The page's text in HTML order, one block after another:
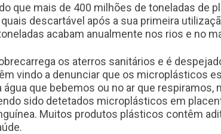
que mais de 400 milhões de toneladas de
descartável após a sua primeira
acabam anualmente nos rios e no
os aterros sanitários e é
vindo a denunciar que os microplásticos
água que bebemos ou no ar que
sido detetados microplásticos em
Muitos produtos plásticos contêm